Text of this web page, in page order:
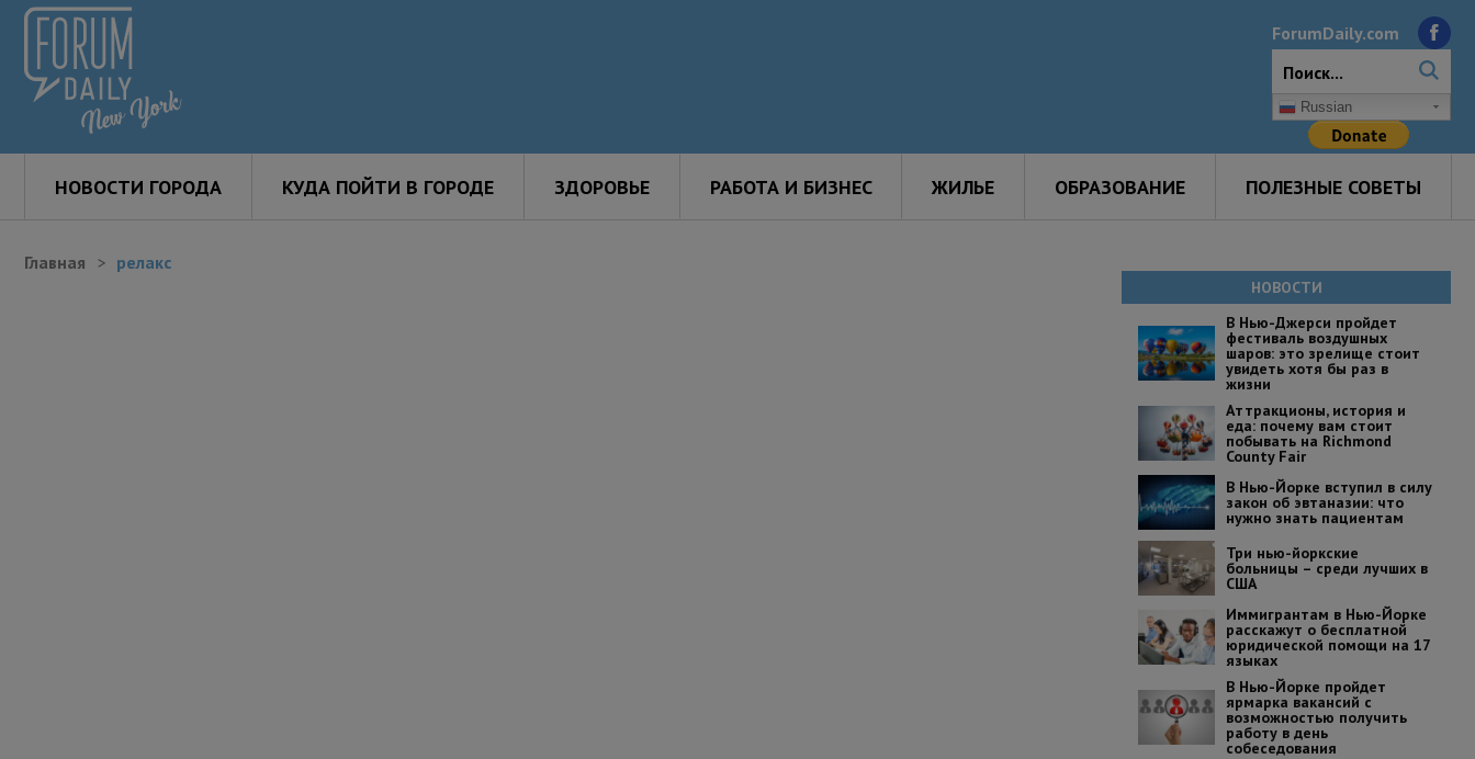
ForumDaily.com
Russian
НОВОСТИ ГОРОДА КУДА ПОЙТИ В ГОРОДЕ ЗДОРОВЬЕ РАБОТА И БИЗНЕС ЖИЛЬЕ ОБРАЗОВАНИЕ ПОЛЕЗНЫЕ СОВЕТЫ
Главная релакс
НОВОСТИ
В Нью-Джерси пройдет
фестиваль воздушных
шаров: это зрелище стоит
увидеть хотя бы раз в
жизни
Аттракционы, история и
еда: почему вам стоит
побывать на Richmond
County Fair
В Нью-Йорке вступил в силу
закон об эвтаназии: что
нужно знать пациентам
Три нью-йоркские
больницы – среди лучших в
США
Иммигрантам в Нью-Йорке
расскажут о бесплатной
юридической помощи на 17
языках
В Нью-Йорке пройдет
ярмарка вакансий с
возможностью получить
работу в день
собеседования